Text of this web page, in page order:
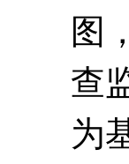
图
查
为